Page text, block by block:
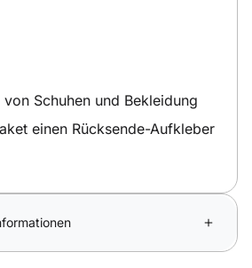
von Schuhen und Bekleidung
einen Rücksende-Aufkleber